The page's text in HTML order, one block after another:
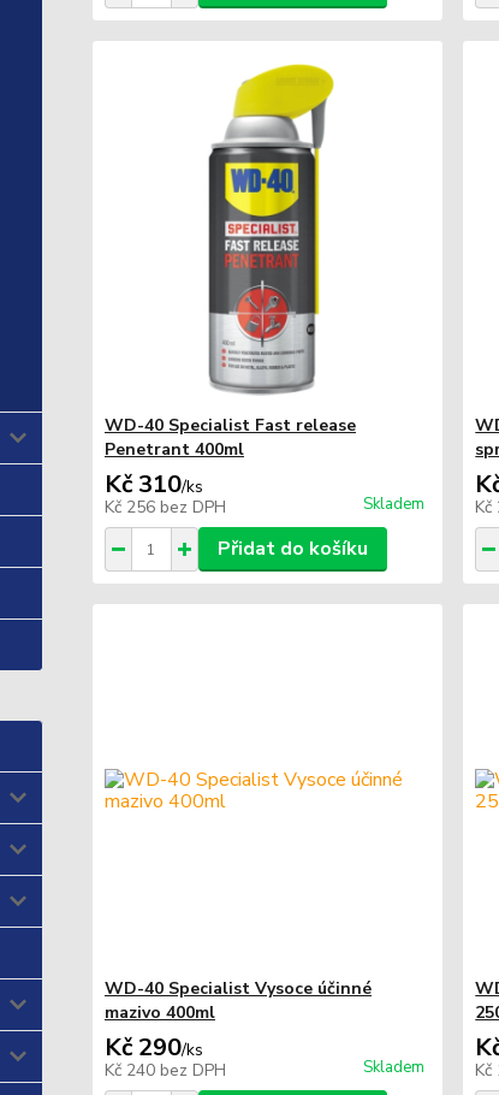
WD-40 Specialist Fast release
Penetrant 400ml
Kč 310/ks
Kč 256 bez DPH Skladem
Přidat do košíku
Kč
WD-40 Specialist Vysoce účinné
mazivo 400ml
Kč 290/ks
Kč 240 bez DPH Skladem
Kč